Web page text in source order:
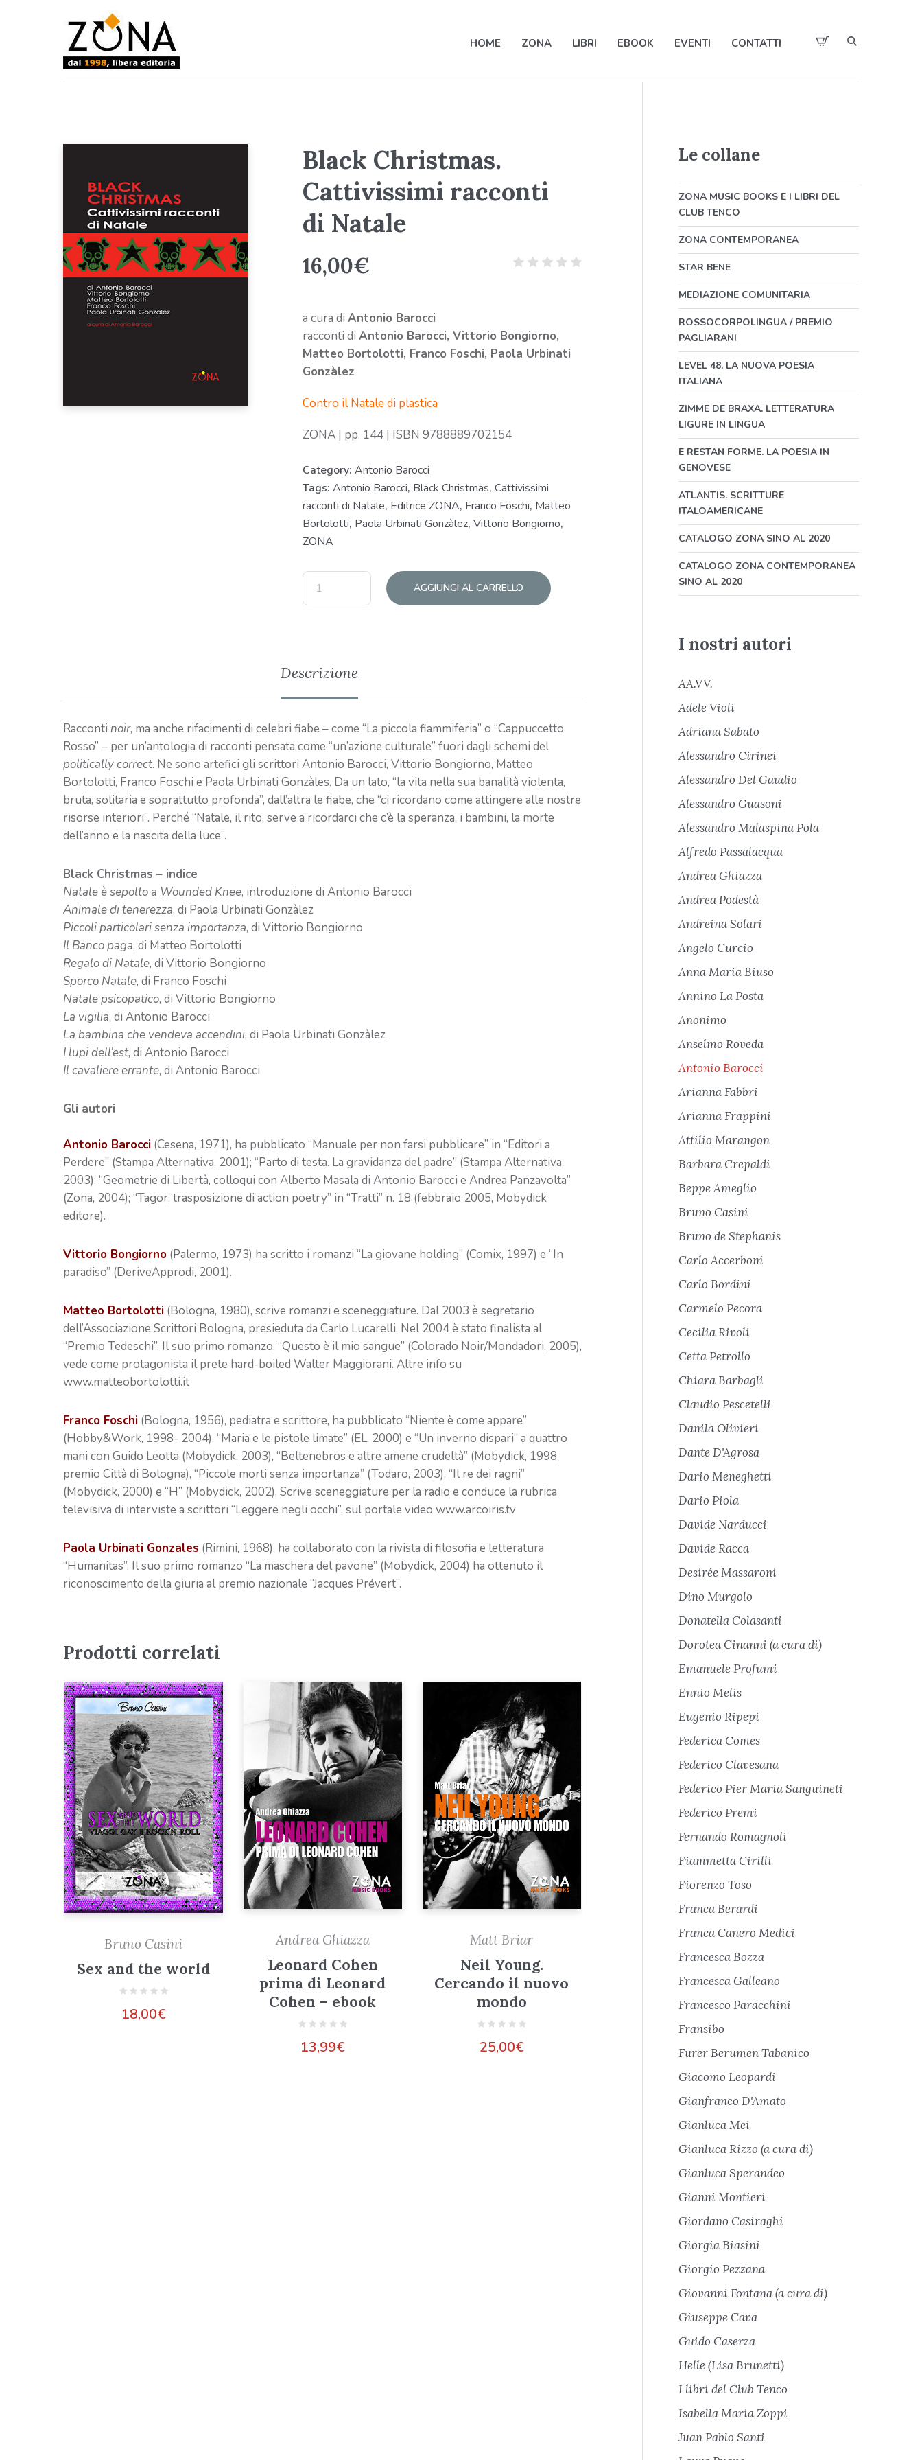
HOME ZONA LIBRI EBOOK EVENTI CONTATTI
Black Christmas.
Cattivissimi racconti
di Natale
16,00€
a cura di Antonio Barocci
racconti di Antonio Barocci, Vittorio Bongiorno,
Matteo Bortolotti, Franco Foschi, Paola Urbinati
Gonzàlez
Contro il Natale di plastica
ZONA | pp. 144 | ISBN 9788889702154
Category: Antonio Barocci
Tags: Antonio Barocci, Black Christmas, Cattivissimi
racconti di Natale, Editrice ZONA, Franco Foschi, Matteo
Bortolotti, Paola Urbinati Gonzàlez, Vittorio Bongiorno,
ZONA
AGGIUNGI AL CARRELLO
Descrizione
Racconti noir, ma anche rifacimenti di celebri fiabe – come “La piccola fiammiferia” o “Cappuccetto
Rosso” – per un’antologia di racconti pensata come “un’azione culturale” fuori dagli schemi del
politically correct. Ne sono artefici gli scrittori Antonio Barocci, Vittorio Bongiorno, Matteo
Bortolotti, Franco Foschi e Paola Urbinati Gonzàles. Da un lato, “la vita nella sua banalità violenta,
bruta, solitaria e soprattutto profonda”, dall’altra le fiabe, che “ci ricordano come attingere alle nostre
risorse interiori”. Perché “Natale, il rito, serve a ricordarci che c’è la speranza, i bambini, la morte
dell’anno e la nascita della luce”.
Black Christmas – indice
Natale è sepolto a Wounded Knee, introduzione di Antonio Barocci
Animale di tenerezza, di Paola Urbinati Gonzàlez
Piccoli particolari senza importanza, di Vittorio Bongiorno
Il Banco paga, di Matteo Bortolotti
Regalo di Natale, di Vittorio Bongiorno
Sporco Natale, di Franco Foschi
Natale psicopatico, di Vittorio Bongiorno
La vigilia, di Antonio Barocci
La bambina che vendeva accendini, di Paola Urbinati Gonzàlez
I lupi dell’est, di Antonio Barocci
Il cavaliere errante, di Antonio Barocci
Gli autori
Antonio Barocci (Cesena, 1971), ha pubblicato “Manuale per non farsi pubblicare” in “Editori a
Perdere” (Stampa Alternativa, 2001); “Parto di testa. La gravidanza del padre” (Stampa Alternativa,
2003); “Geometrie di Libertà, colloqui con Alberto Masala di Antonio Barocci e Andrea Panzavolta”
(Zona, 2004); “Tagor, trasposizione di action poetry” in “Tratti” n. 18 (febbraio 2005, Mobydick
editore).
Vittorio Bongiorno (Palermo, 1973) ha scritto i romanzi “La giovane holding” (Comix, 1997) e “In
paradiso” (DeriveApprodi, 2001).
Matteo Bortolotti (Bologna, 1980), scrive romanzi e sceneggiature. Dal 2003 è segretario
dell’Associazione Scrittori Bologna, presieduta da Carlo Lucarelli. Nel 2004 è stato finalista al
“Premio Tedeschi”. Il suo primo romanzo, “Questo è il mio sangue” (Colorado Noir/Mondadori, 2005),
vede come protagonista il prete hard-boiled Walter Maggiorani. Altre info su
www.matteobortolotti.it
Franco Foschi (Bologna, 1956), pediatra e scrittore, ha pubblicato “Niente è come appare”
(Hobby&Work, 1998- 2004), “Maria e le pistole limate” (EL, 2000) e “Un inverno dispari” a quattro
mani con Guido Leotta (Mobydick, 2003), “Beltenebros e altre amene crudeltà” (Mobydick, 1998,
premio Città di Bologna), “Piccole morti senza importanza” (Todaro, 2003), “Il re dei ragni”
(Mobydick, 2000) e “H” (Mobydick, 2002). Scrive sceneggiature per la radio e conduce la rubrica
televisiva di interviste a scrittori “Leggere negli occhi”, sul portale video www.arcoiris.tv
Paola Urbinati Gonzales (Rimini, 1968), ha collaborato con la rivista di filosofia e letteratura
“Humanitas”. Il suo primo romanzo “La maschera del pavone” (Mobydick, 2004) ha ottenuto il
riconoscimento della giuria al premio nazionale “Jacques Prévert”.
Prodotti correlati
Bruno Casini
Sex and the world
18,00€
Andrea Ghiazza
Leonard Cohen
prima di Leonard
Cohen – ebook
13,99€
Matt Briar
Neil Young.
Cercando il nuovo
mondo
25,00€
Le collane
ZONA MUSIC BOOKS E I LIBRI DEL
CLUB TENCO
ZONA CONTEMPORANEA
STAR BENE
MEDIAZIONE COMUNITARIA
ROSSOCORPOLINGUA / PREMIO
PAGLIARANI
LEVEL 48. LA NUOVA POESIA
ITALIANA
ZIMME DE BRAXA. LETTERATURA
LIGURE IN LINGUA
E RESTAN FORME. LA POESIA IN
GENOVESE
ATLANTIS. SCRITTURE
ITALOAMERICANE
CATALOGO ZONA SINO AL 2020
CATALOGO ZONA CONTEMPORANEA
SINO AL 2020
I nostri autori
AA.VV.
Adele Violi
Adriana Sabato
Alessandro Cirinei
Alessandro Del Gaudio
Alessandro Guasoni
Alessandro Malaspina Pola
Alfredo Passalacqua
Andrea Ghiazza
Andrea Podestà
Andreina Solari
Angelo Curcio
Anna Maria Biuso
Annino La Posta
Anonimo
Anselmo Roveda
Antonio Barocci
Arianna Fabbri
Arianna Frappini
Attilio Marangon
Barbara Crepaldi
Beppe Ameglio
Bruno Casini
Bruno de Stephanis
Carlo Accerboni
Carlo Bordini
Carmelo Pecora
Cecilia Rivoli
Cetta Petrollo
Chiara Barbagli
Claudio Pescetelli
Danila Olivieri
Dante D'Agrosa
Dario Meneghetti
Dario Piola
Davide Narducci
Davide Racca
Desirée Massaroni
Dino Murgolo
Donatella Colasanti
Dorotea Cinanni (a cura di)
Emanuele Profumi
Ennio Melis
Eugenio Ripepi
Federica Comes
Federico Clavesana
Federico Pier Maria Sanguineti
Federico Premi
Fernando Romagnoli
Fiammetta Cirilli
Fiorenzo Toso
Franca Berardi
Franca Canero Medici
Francesca Bozza
Francesca Galleano
Francesco Paracchini
Fransibo
Furer Berumen Tabanico
Giacomo Leopardi
Gianfranco D'Amato
Gianluca Mei
Gianluca Rizzo (a cura di)
Gianluca Sperandeo
Gianni Montieri
Giordano Casiraghi
Giorgia Biasini
Giorgio Pezzana
Giovanni Fontana (a cura di)
Giuseppe Cava
Guido Caserza
Helle (Lisa Brunetti)
I libri del Club Tenco
Isabella Maria Zoppi
Juan Pablo Santi